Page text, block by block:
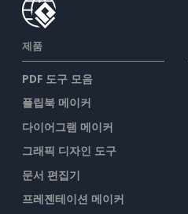
제품
PDF 도구 모음
플립북 메이커
다이어그램 메이커
그래픽 디자인 도구
문서 편집기
프레젠테이션 메이커